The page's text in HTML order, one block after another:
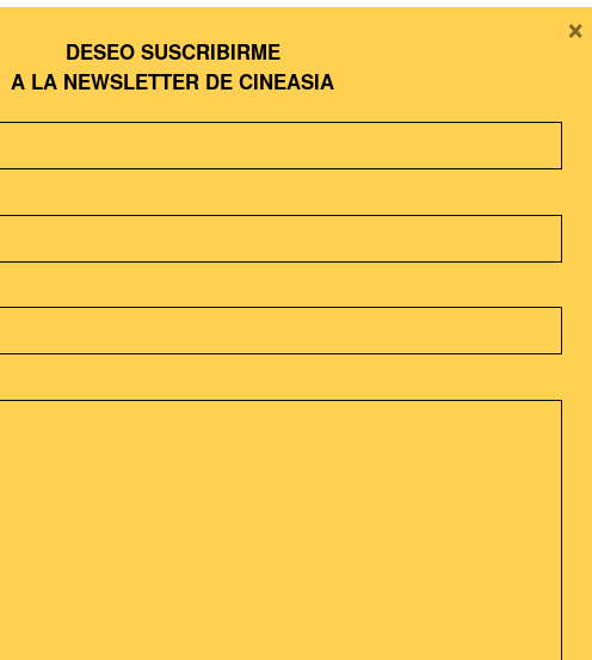
DESEO SUSCRIBIRME
A LA NEWSLETTER DE CINEASIA
×